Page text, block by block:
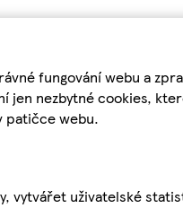
fungování webu a
nezbytné cookies,
patičce webu.
uživatelské